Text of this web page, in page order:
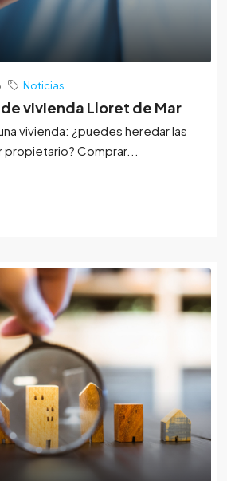
Noticias
vivienda Lloret de Mar
vivienda: ¿puedes heredar las
Comprar...